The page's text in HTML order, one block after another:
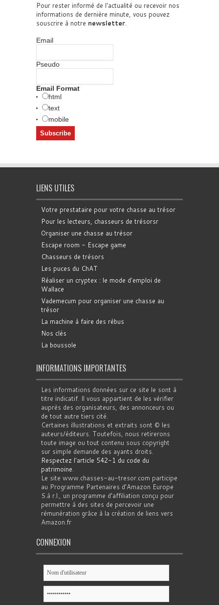
Pour rester informé de l'actualité ou recevoir nos
informations de dernière minute, vous pouvez
souscrire à notre newsletter.
Email
Pseudo
Email Format
html
text
mobile
LIENS UTILES
Votre prestataire pour votre chasse au trésor
Pour les lecteurs, chasseurs de trésorsr
Organiser une chasse au trésor
Escape room - Escape game
Chasseurs de trésors
Les puces du ChAT
Réaliser un cryptex : le mode d'emploi de
Wallace
Vademecum pour organiser une chasse au
trésor
La machine à faire des rébus
Nos clés
La boussole
INFORMATIONS IMPORTANTES
Les informations données sur ce site le sont à
titre indicatif. Il vous appartient de les vérifier
auprès des organisateurs, des annonceurs ou
de tout autre tiers cité.
Certaines illustrations et extraits sont © les
auteurs/éditeurs. Toutefois, nous retirerons
toute image ou tout contenu sous copyright
sur simple demande des ayants droits.
Respectez l'article 542-1 du code du
patrimoine.
Le site www.chasses-au-tresor.com participe
au Programme Partenaires d’Amazon Europe
S.à r.l., un programme d’affiliation conçu pour
permettre à des sites de percevoir une
rémunération grâce à la création de liens vers
Amazon.fr
CONNEXION